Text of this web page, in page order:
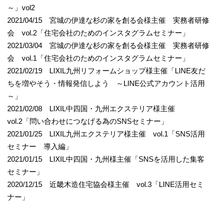
～」vol2
2021/04/15 宮城の伊達な杉の家を創る会様主催 実務者研修
会 vol.2「住宅会社のためのインスタグラムセミナー」
2021/03/04 宮城の伊達な杉の家を創る会様主催 実務者研修
会 vol.1「住宅会社のためのインスタグラムセミナー」
2021/02/19 LIXIL九州リフォームショップ様主催「LINE友だ
ちを増やそう・情報発信しよう ～LINE公式アカウント活用
～」
2021/02/08 LIXIL中四国・九州エクステリア様主催
vol.2「問い合わせにつなげる為のSNSセミナー」
2021/01/25 LIXIL九州エクステリア様主催 vol.1「SNS活用
セミナー 導入編」
2021/01/15 LIXIL中四国・九州様主催「SNSを活用した集客
セミナー」
2020/12/15 近畿木造住宅協会様主催 vol.3「LINE活用セミ
ナー」